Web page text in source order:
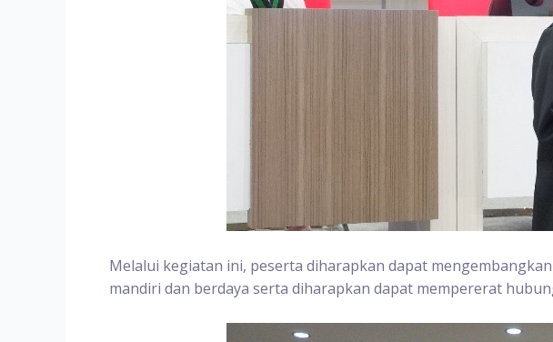
Melalui kegiatan ini, peserta diharapkan dapat
mandiri dan berdaya serta diharapkan dapat mempererat